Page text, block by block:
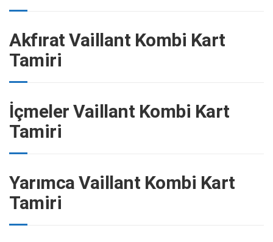
Akfırat Vaillant Kombi Kart
Tamiri
İçmeler Vaillant Kombi Kart
Tamiri
Yarımca Vaillant Kombi Kart
Tamiri